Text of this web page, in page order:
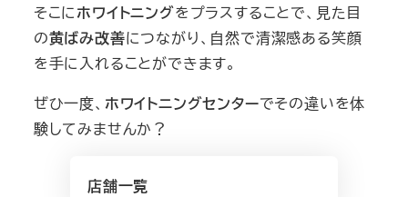
そこにホワイトニングをプラスすることで、見た目
の黄ばみ改善につながり、自然で清潔感ある笑顔
を手に入れることができます。
ぜひ一度、 ホワイトニングセンターでその違いを体
験してみませんか？
店舗一覧